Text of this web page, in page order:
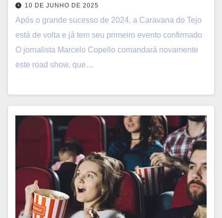
10 DE JUNHO DE 2025
Após o grande sucesso de 2024, a Caravana do Tejo
está de volta e já tem seu primeiro evento confirmado
O jornalista Marcelo Copello comandará novamente
este road show, que…